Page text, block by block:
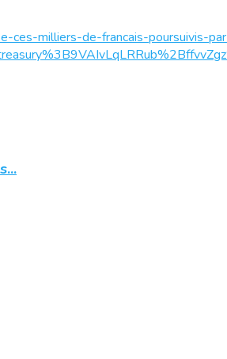
ces-milliers-de-francais-poursuivis-